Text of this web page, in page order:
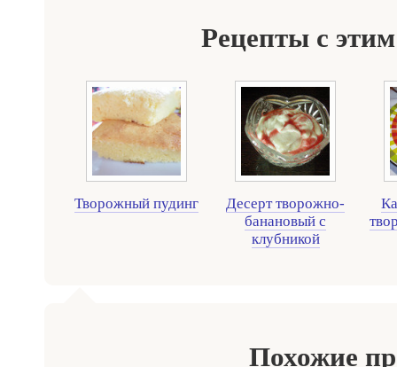
Рецепты с
Творожный пудинг
Десерт творожно-
банановый с
клубникой
Похожие